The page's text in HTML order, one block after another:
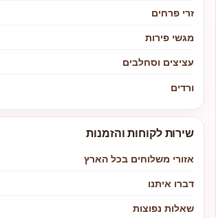
זרי פרחים
מגשי פירות
עציצים וסחלבים
ורדים
שירות לקוחות והזמנות
אזורי משלוחים בכל הארץ
דברו איתנו
שאלות נפוצות